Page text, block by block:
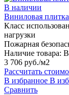
В наличии
Виниловая
Класс
нагрузки
Пожарная
Наличие товара:
3 706 руб./м2
Рассчитать
В избранное В
Сравнить